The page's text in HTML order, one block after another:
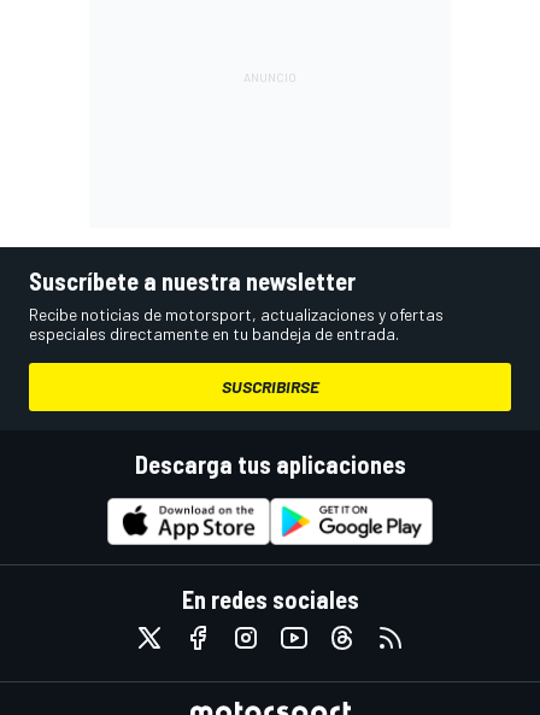
Suscríbete a nuestra newsletter
Recibe noticias de motorsport, actualizaciones y ofertas
especiales directamente en tu bandeja de entrada.
SUSCRIBIRSE
Descarga tus aplicaciones
En redes sociales